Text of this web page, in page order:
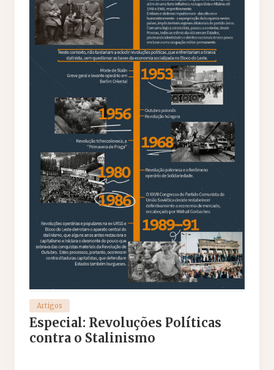
Artigos
Especial: Revoluções Políticas
contra o Stalinismo